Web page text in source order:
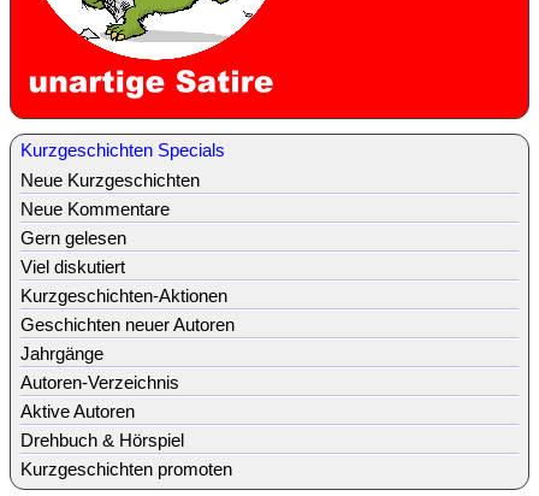
Kurzgeschichten Specials
Neue Kurzgeschichten
Neue Kommentare
Gern gelesen
Viel diskutiert
Kurzgeschichten-Aktionen
Geschichten neuer Autoren
Jahrgänge
Autoren-Verzeichnis
Aktive Autoren
Drehbuch & Hörspiel
Kurzgeschichten promoten